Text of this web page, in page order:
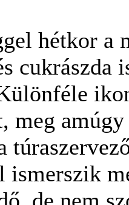
hétkor a
cukrászda
meg
ismerszik